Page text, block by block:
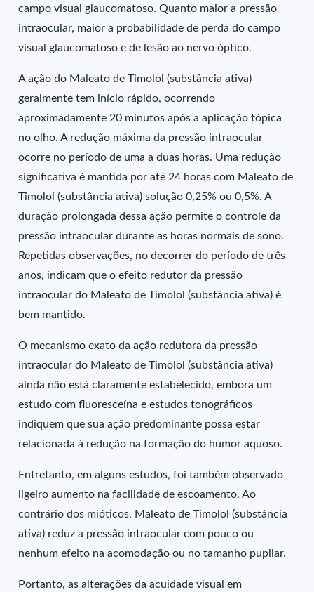
campo visual glaucomatoso. Quanto maior a pressão
intraocular, maior a probabilidade de perda do campo
visual glaucomatoso e de lesão ao nervo óptico.
A ação do Maleato de Timolol (substância ativa)
geralmente tem início rápido, ocorrendo
aproximadamente 20 minutos após a aplicação tópica
no olho. A redução máxima da pressão intraocular
ocorre no período de uma a duas horas. Uma redução
significativa é mantida por até 24 horas com Maleato de
Timolol (substância ativa) solução 0,25% ou 0,5%. A
duração prolongada dessa ação permite o controle da
pressão intraocular durante as horas normais de sono.
Repetidas observações, no decorrer do período de três
anos, indicam que o efeito redutor da pressão
intraocular do Maleato de Timolol (substância ativa) é
bem mantido.
O mecanismo exato da ação redutora da pressão
intraocular do Maleato de Timolol (substância ativa)
ainda não está claramente estabelecido, embora um
estudo com fluoresceína e estudos tonográficos
indiquem que sua ação predominante possa estar
relacionada à redução na formação do humor aquoso.
Entretanto, em alguns estudos, foi também observado
ligeiro aumento na facilidade de escoamento. Ao
contrário dos mióticos, Maleato de Timolol (substância
ativa) reduz a pressão intraocular com pouco ou
nenhum efeito na acomodação ou no tamanho pupilar.
Portanto, as alterações da acuidade visual em